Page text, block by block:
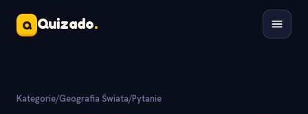
Q Quizado.
Kategorie/Geografia Świata/Pytanie